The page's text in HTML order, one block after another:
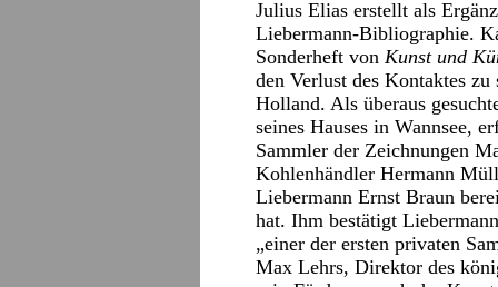
Julius Elias erstellt als
Liebermann-Bibliographie.
Sonderheft von Kunst und
den Verlust des Kontaktes
Holland. Als überaus
seines Hauses in Wannsee,
Sammler der Zeichnungen
Kohlenhändler Hermann
Liebermann Ernst Braun
hat. Ihm bestätigt
„einer der ersten privaten
Max Lehrs, Direktor des